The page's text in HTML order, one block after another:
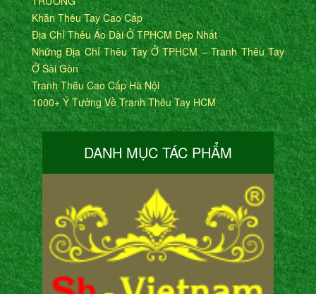
Khăn Thêu Tay Cao Cấp
Địa Chỉ Thêu Áo Dài Ở TPHCM Đẹp Nhất
Những Địa Chỉ Thêu Tay Ở TPHCM – Tranh Thêu Tay
Ở Sài Gòn
Tranh Thêu Cao Cấp Hà Nội
1000+ Ý Tưởng Về Tranh Thêu Tay HCM
DANH MỤC TÁC PHẨM